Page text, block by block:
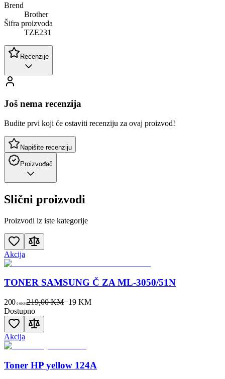
Brend
Brother
Šifra proizvoda
TZE231
Recenzije
Još nema recenzija
Budite prvi koji će ostaviti recenziju za ovaj proizvod!
Napišite recenziju
Proizvođač
Slični proizvodi
Proizvodi iz iste kategorije
Akcija
TONER SAMSUNG Č ZA ML-3050/51N
200 00KM219,00 KM−19 KM
Dostupno
Akcija
Toner HP yellow 124A